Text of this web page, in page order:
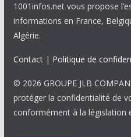
1001infos.net vous propose
informations en France,
Algérie.
Contact| Politique de
© 2026 GROUPE JLB
protéger la confidentialité de
conformément à la législation